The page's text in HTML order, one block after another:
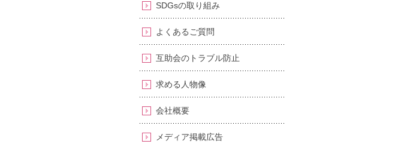
SDGsの取り組み
よくあるご質問
互助会のトラブル防止
求める人物像
会社概要
メディア掲載広告